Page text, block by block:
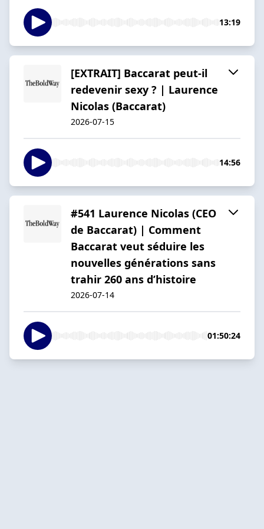
13:19
[EXTRAIT] Baccarat peut-il
redevenir sexy ? | Laurence
Nicolas (Baccarat)
2026-07-15
14:56
#541 Laurence Nicolas (CEO
de Baccarat) | Comment
Baccarat veut séduire les
nouvelles générations sans
trahir 260 ans d’histoire
2026-07-14
01:50:24